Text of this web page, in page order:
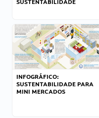
SUSTENTABILIDADE
INFOGRÁFICO:
SUSTENTABILIDADE PARA
MINI MERCADOS